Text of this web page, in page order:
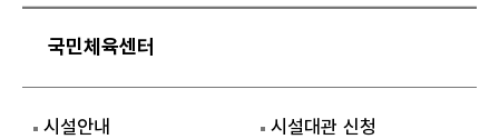
국민체육센터
시설안내 시설대관 신청